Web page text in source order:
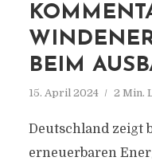
BEIM
15. April 2024 2 Min.
Deutschland zeigt
erneuerbaren